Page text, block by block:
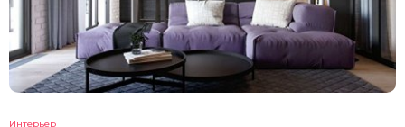
Интерьер